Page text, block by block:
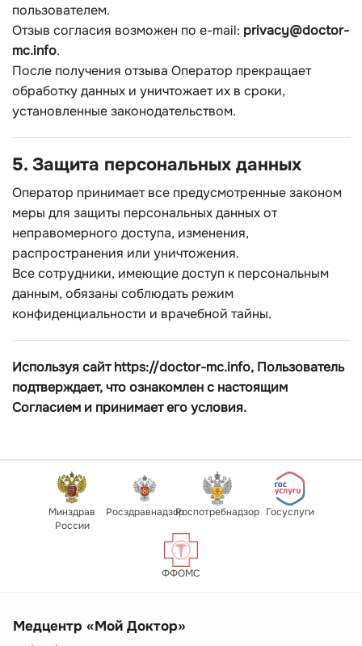
пользователем.
Отзыв согласия возможен по e-mail: privacy@doctor-
mc.info.
После получения отзыва Оператор прекращает
обработку данных и уничтожает их в сроки,
установленные законодательством.
5. Защита персональных данных
Оператор принимает все предусмотренные законом
меры для защиты персональных данных от
неправомерного доступа, изменения,
распространения или уничтожения.
Все сотрудники, имеющие доступ к персональным
данным, обязаны соблюдать режим
конфиденциальности и врачебной тайны.
Используя сайтhttps://doctor-mc.info, Пользователь
подтверждает, что ознакомлен с настоящим
Согласием и принимает его условия.
Минздрав
России
РосздравнадзорРоспотребнадзор Госуслуги
ФФОМС
Медцентр «Мой Доктор»